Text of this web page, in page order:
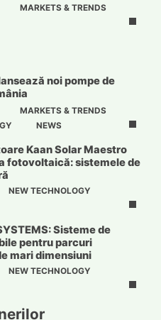
MARKETS & TRENDS
noi pompe de
MARKETS & TRENDS
NEWS
Kaan Solar Maestro
fotovoltaică: sistemele de
NEW TECHNOLOGY
Sisteme de
pentru parcuri
mari dimensiuni
NEW TECHNOLOGY